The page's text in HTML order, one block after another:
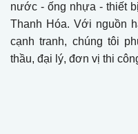
nước - ống nhựa - thiết
Thanh Hóa. Với nguồn
cạnh tranh, chúng tôi
thầu, đại lý, đơn vị thi